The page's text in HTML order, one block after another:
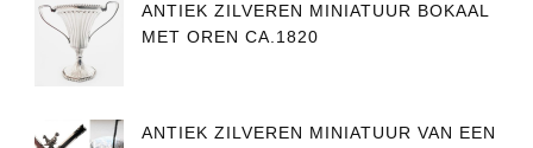
ANTIEK ZILVEREN MINIATUUR BOKAAL
MET OREN CA.1820
ANTIEK ZILVEREN MINIATUUR VAN EEN